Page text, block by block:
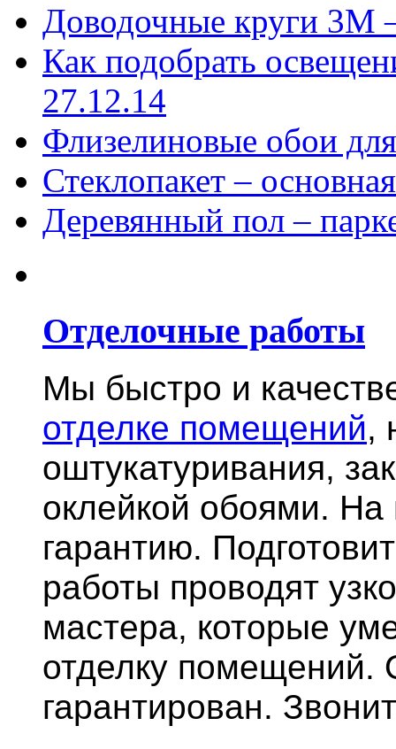
Доводочные круги 3M
Как подобрать
27.12.14
Флизелиновые обои
Стеклопакет –
Деревянный пол –
Отделочные работы
Мы быстро и
отделке помещений,
оштукатуривания,
оклейкой обоями.
гарантию.
работы проводят
мастера, которые
отделку помещений.
гарантирован.